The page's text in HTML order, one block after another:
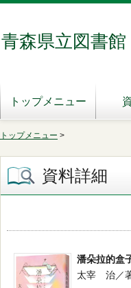
青森県立図書館
トップメニュー
トップメニュー >
資料詳細
潘朵拉的盒
太宰 治／